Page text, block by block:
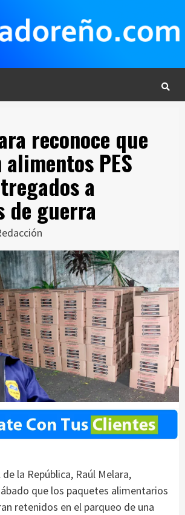
reconoce que
PES
a
de guerra
la República, Raúl Melara,
que los paquetes alimentarios
retenidos en el parqueo de una